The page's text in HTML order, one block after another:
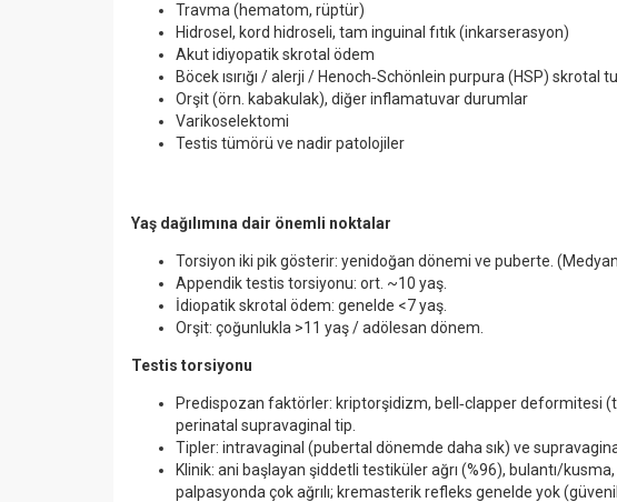
Travma (hematom, rüptür)
Hidrosel, kord hidroseli, tam inguinal fıtık (inkarserasyon)
Akut idiyopatik skrotal ödem
Böcek ısırığı / alerji / Henoch‑Schönlein purpura (HSP) skrotal
Orşit (örn. kabakulak), diğer inflamatuvar durumlar
Varikoselektomi
Testis tümörü ve nadir patolojiler
Yaş dağılımına dair önemli noktalar
Torsiyon iki pik gösterir: yenidoğan dönemi ve puberte.
Appendik testis torsiyonu: ort. ~10 yaş.
İdiopatik skrotal ödem: genelde <7 yaş.
Orşit: çoğunlukla >11 yaş / adölesan dönem.
Testis torsiyonu
Predispozan faktörler: kriptorşidizm, bell‑clapper deformitesi
perinatal supravaginal tip.
Tipler: intravaginal (pubertal dönemde daha sık) ve
Klinik: ani başlayan şiddetli testiküler ağrı (%96), bulantı/
palpasyonda çok ağrılı; kremasterik refleks genelde yok